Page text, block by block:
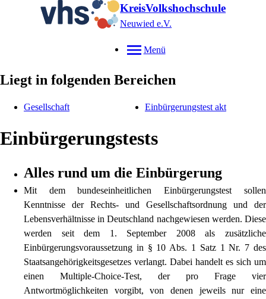
KreisVolkshochschule
Neuwied e.V.
Menü
Liegt in folgenden Bereichen
Gesellschaft Einbürgerungstest akt
Einbürgerungstests
Alles rund um die Einbürgerung
Mit dem bundeseinheitlichen Einbürgerungstest sollen
Kenntnisse der Rechts- und Gesellschaftsordnung und der
Lebensverhältnisse in Deutschland nachgewiesen werden. Diese
werden seit dem 1. September 2008 als zusätzliche
Einbürgerungsvoraussetzung in § 10 Abs. 1 Satz 1 Nr. 7 des
Staatsangehörigkeitsgesetzes verlangt. Dabei handelt es sich um
einen Multiple-Choice-Test, der pro Frage vier
Antwortmöglichkeiten vorgibt, von denen jeweils nur eine